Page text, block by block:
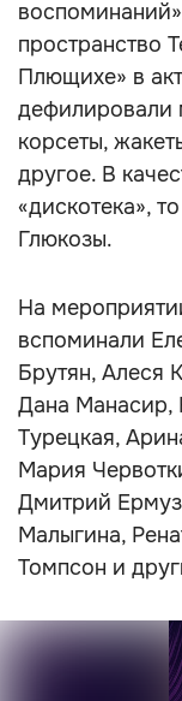
пространство
Плющихе» в
дефилировали
корсеты,
другое. В
«дискотека»,
Глюкозы.
На
вспоминали
Брутян, Алеся
Дана Манасир,
Турецкая,
Мария
Дмитрий
Малыгина,
Томпсон и